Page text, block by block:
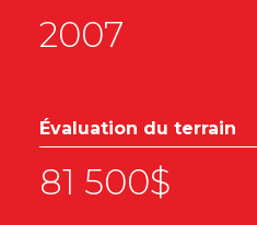
2007
Évaluation du terrain
81 500$